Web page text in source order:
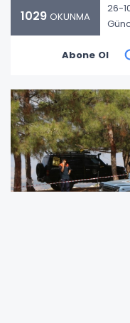
1029 OKUNMA
26-
Abone Ol